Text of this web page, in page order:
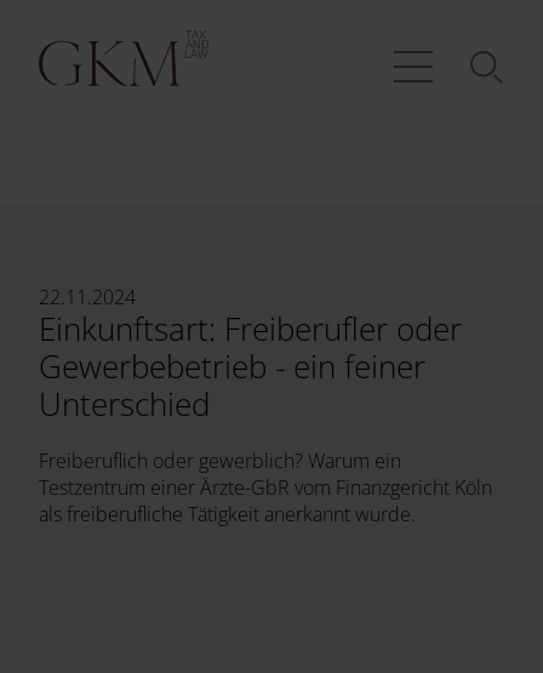
22.11.2024
Einkunftsart: Freiberufler oder
Gewerbebetrieb - ein feiner
Unterschied
Freiberuflich oder gewerblich? Warum ein
Testzentrum einer Ärzte-GbR vom Finanzgericht Köln
als freiberufliche Tätigkeit anerkannt wurde.